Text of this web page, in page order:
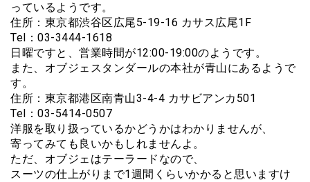
っているようです。
住所：東京都渋谷区広尾5-19-16 カサス広尾1F
Tel：03-3444-1618
日曜ですと、営業時間が12:00-19:00のようです。
また、オブジェスタンダールの本社が青山にあるようで
す。
住所：東京都港区南青山3-4-4 カサビアンカ501
Tel：03-5414-0507
洋服を取り扱っているかどうかはわかりませんが、
寄ってみても良いかもしれませんよ。
ただ、オブジェはテーラードなので、
スーツの仕上がりまで1週間くらいかかると思いますけ